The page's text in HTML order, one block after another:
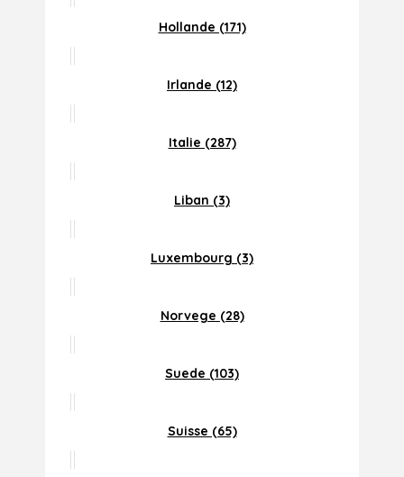
Hollande (171)
Irlande (12)
Italie (287)
Liban (3)
Luxembourg (3)
Norvege (28)
Suede (103)
Suisse (65)